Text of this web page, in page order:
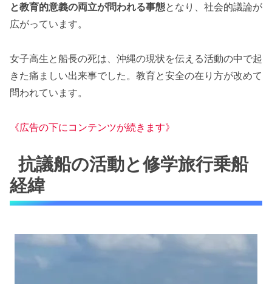
と教育的意義の両立が問われる事態となり、社会的議論が
広がっています。
女子高生と船長の死は、沖縄の現状を伝える活動の中で起
きた痛ましい出来事でした。教育と安全の在り方が改めて
問われています。
《広告の下にコンテンツが続きます》
抗議船の活動と修学旅行乗船
経緯